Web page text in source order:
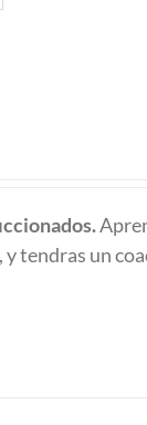
tendras un